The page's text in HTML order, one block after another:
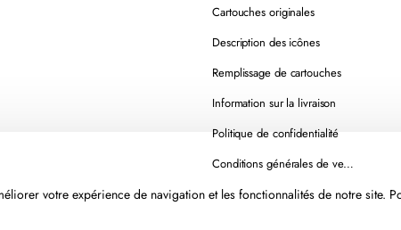
votre expérience de navigation et les fonctionnalités de notre site.
Cartouches originales
Description des icônes
Remplissage de cartouches
Information sur la livraison
Politique de confidentialité
Conditions générales de vente